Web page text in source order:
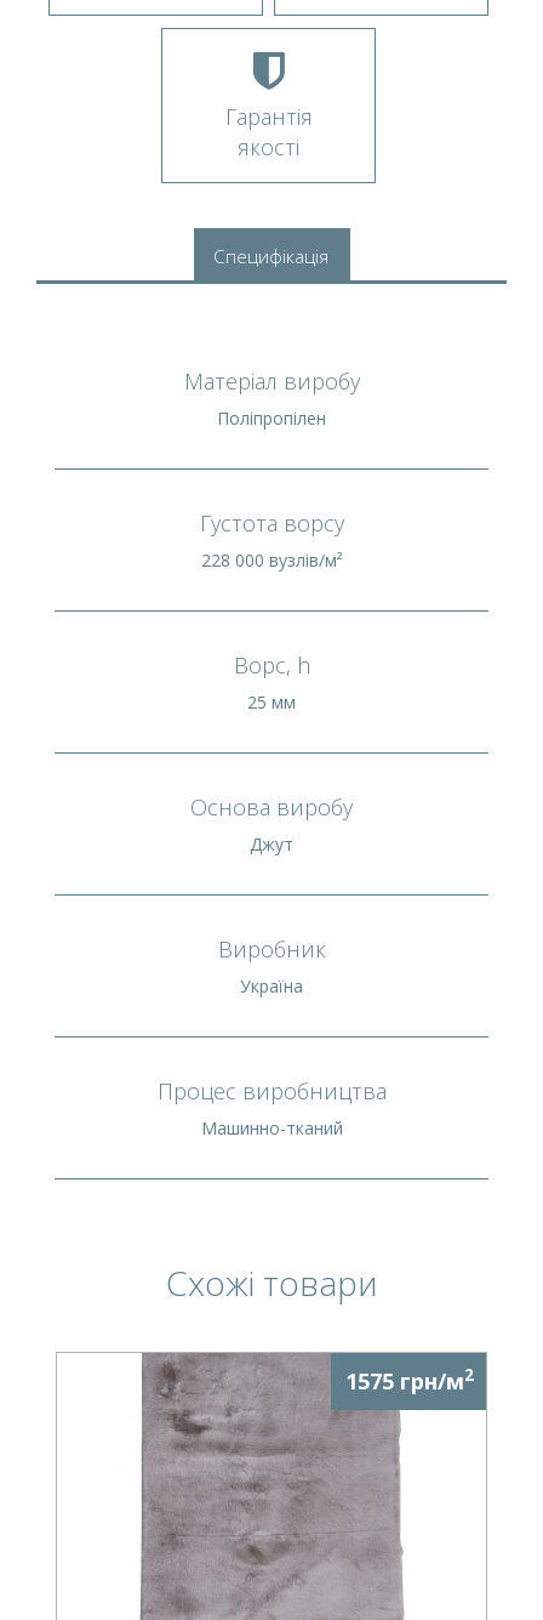
Гарантія
якості
Специфікація
Матеріал виробу
Поліпропілен
Густота ворсу
228 000 вузлів/м²
Ворс, h
25 мм
Основа виробу
Джут
Виробник
Україна
Процес виробництва
Машинно-тканий
Схожі товари
1575 грн/м2